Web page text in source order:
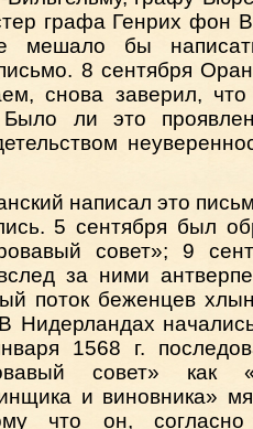
графа Генрих фон
мешало бы
8 сентября
снова заверил,
ли это
написал это
5 сентября был
совет»; 9
за ними
поток беженцев
Нидерландах
1568 г.
совет» как
и виновника»
что он, согласно